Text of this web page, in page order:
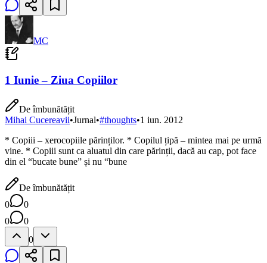
MC
1 Iunie – Ziua Copiilor
De îmbunătățit
Mihai Cucereavii•Jurnal•#thoughts•1 iun. 2012
* Copiii – xerocopiile părinților. * Copilul țipă – mintea mai pe urmă
vine. * Copiii sunt ca aluatul din care părinții, dacă au cap, pot face
din el “bucate bune” și nu “bune
De îmbunătățit
0
0
0
0
0